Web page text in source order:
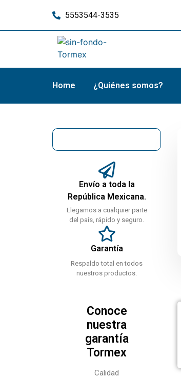
5553544-3535
Home ¿Quiénes somos?
Envío a toda la
República Mexicana.
Llegamos a cualquier parte
del país, rápido y seguro.
Garantía
Respaldo total en todos
nuestros productos.
Conoce
nuestra
garantía
Tormex
Calidad